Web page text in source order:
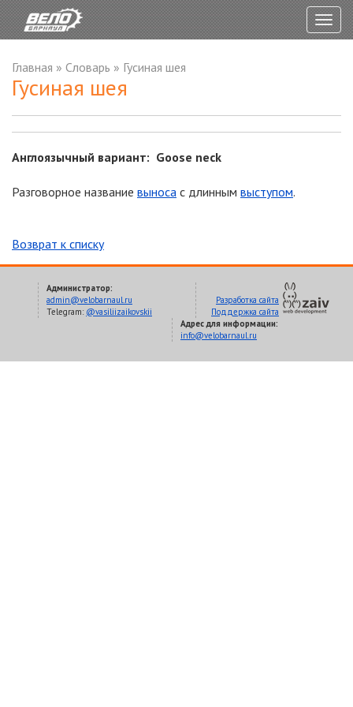
Главная » Словарь » Гусиная шея
Гусиная шея
Англоязычный вариант: Goose neck
Разговорное название выноса с длинным выступом.
Возврат к списку
Разработка сайта
Поддержка сайта
Администратор:
admin@velobarnaul.ru
Telegram: @vasiliizaikovskii
Адрес для информации:
info@velobarnaul.ru